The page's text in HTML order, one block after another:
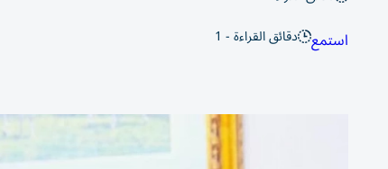
استمع دقائق القراءة - 1